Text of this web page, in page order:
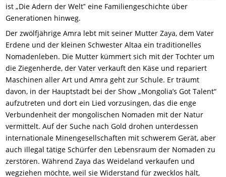
ist „Die Adern der Welt‟ eine Familiengeschichte über
Generationen hinweg.
Der zwölfjährige Amra lebt mit seiner Mutter Zaya, dem Vater
Erdene und der kleinen Schwester Altaa ein traditionelles
Nomadenleben. Die Mutter kümmert sich mit der Tochter um
die Ziegenherde, der Vater verkauft den Käse und repariert
Maschinen aller Art und Amra geht zur Schule. Er träumt
davon, in der Hauptstadt bei der Show „Mongolia’s Got Talent“
aufzutreten und dort ein Lied vorzusingen, das die enge
Verbundenheit der mongolischen Nomaden mit der Natur
vermittelt. Auf der Suche nach Gold drohen unterdessen
internationale Minengesellschaften mit schwerem Gerät, aber
auch illegal tätige Schürfer den Lebensraum der Nomaden zu
zerstören. Während Zaya das Weideland verkaufen und
wegziehen möchte, weil sie Widerstand für zwecklos hält,